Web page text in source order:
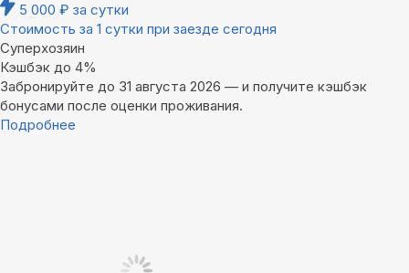
5 000 ₽ за сутки
Стоимость за 1 сутки при заезде сегодня
Суперхозяин
Кэшбэк до 4%
Забронируйте до 31 августа 2026 — и получите кэшбэк
бонусами после оценки проживания.
Подробнее